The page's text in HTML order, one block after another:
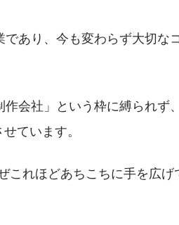
あり、今も変わらず大切な
会社」という枠に縛られず
ています。
れほどあちこちに手を広げ